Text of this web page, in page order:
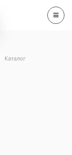
Каталог